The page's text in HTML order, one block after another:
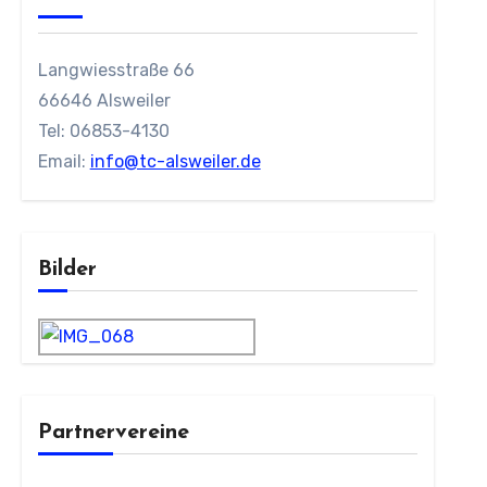
Langwiesstraße 66
66646 Alsweiler
Tel: 06853-4130
Email: info@tc-alsweiler.de
Bilder
Partnervereine